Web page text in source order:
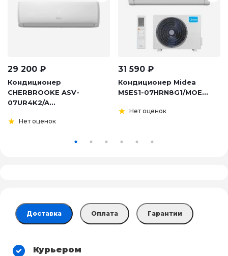
29 200 ₽
Кондиционер
CHERBROOKE ASV-
07UR4K2/A...
Нет оценок
31 590 ₽
Кондиционер Midea
MSES1-07HRN8G1/MOE...
Нет оценок
Доставка Оплата Гарантии
Курьером